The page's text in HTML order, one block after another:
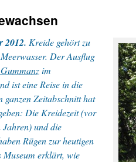
2012. Kreide gehört zu
Der Ausflug
im
ist eine Reise in die
ganzen Zeitabschnitt hat
Die Kreidezeit (vor
und die
Rügen zur heutigen
Museum erklärt, wie